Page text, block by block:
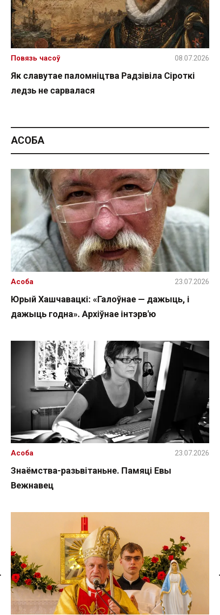
Спасылка без VPN
Як славутае паломніцтва Радзівіла Сіроткі
ледзь не сарвалася
Повязь часоў 08.07.2026
АСОБА
Юрый Хашчавацкі: «Галоўнае — дажыць, і
дажыць годна». Архіўнае інтэрв'ю
Асоба 23.07.2026
Знаёмства-разьвітаньне. Памяці Евы
Вежнавец
Асоба 23.07.2026